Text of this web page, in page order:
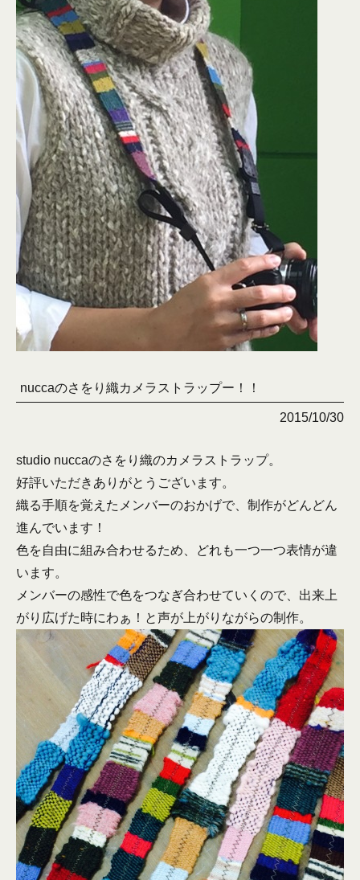
nuccaのさをり織カメラストラップー！！
2015/10/30
studio nuccaのさをり織のカメラストラップ。
好評いただきありがとうございます。
織る手順を覚えたメンバーのおかげで、制作がどんどん
進んでいます！
色を自由に組み合わせるため、どれも一つ一つ表情が違
います。
メンバーの感性で色をつなぎ合わせていくので、出来上
がり広げた時にわぁ！と声が上がりながらの制作。